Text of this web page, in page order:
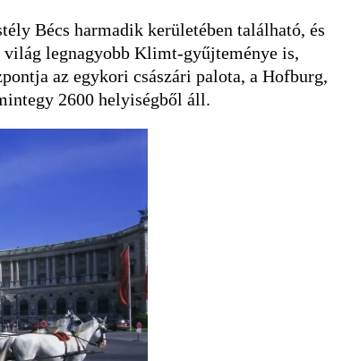
Bécs harmadik kerületében található, és
legnagyobb Klimt-gyűjteménye is,
az egykori császári palota, a Hofburg,
2600 helyiségből áll.